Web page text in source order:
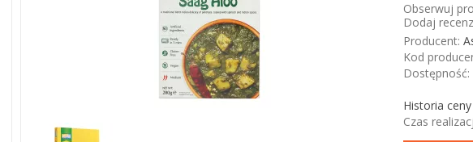
Obserwuj
Dodaj
Producent:
Kod
Dostępność:
Historia
Czas